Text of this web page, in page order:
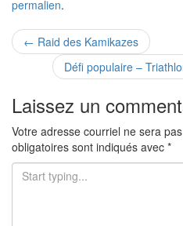
permalien.
Navigation
← Raid des Kamikazes
Défi populaire –
Laissez un
Votre adresse courriel ne sera
obligatoires sont indiqués avec *